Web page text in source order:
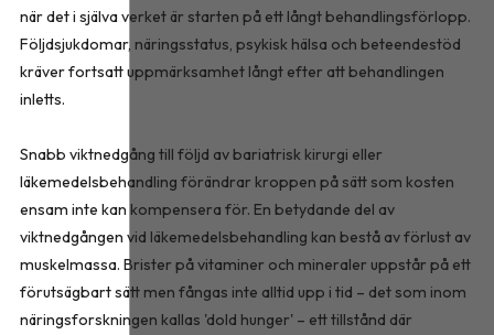
när det i själva verket är starten på ett långt behandlingsförlopp.
Följdsjukdomar, näringsstatus, psykisk hälsa och beteendestöd
kräver fortsatt uppmärksamhet långt efter att behandlingen
inletts.
Snabb viktnedgång till följd av bariatrisk kirurgi eller
läkemedelsbehandling förändrar kroppen på sätt som kosten
ensam inte kan kompensera för. En betydande del av
viktnedgången vid läkemedelsbehandling kan bestå av förlust av
muskelmassa. Brister på vitaminer och mineraler uppstår på ett
förutsägbart sätt men fångas inte alltid upp i tid – det som inom
näringsforskningen kallas 'dold hunger' – ett tillstånd där